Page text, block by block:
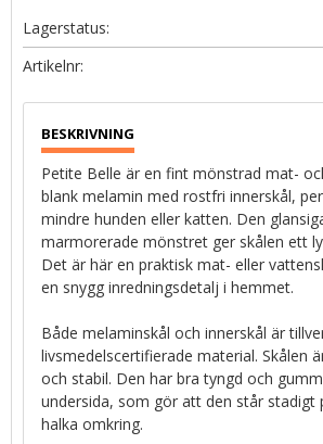
Lagerstatus
Artikelnr
Petite Belle är en fint mönstrad mat-
blank melamin med rostfri innerskål,
mindre hunden eller katten. Den
marmorerade mönstret ger skålen ett
Det är här en praktisk mat- eller
en snygg inredningsdetalj i hemmet.
Både melaminskål och innerskål är
livsmedelscertifierade material. Skålen
och stabil. Den har bra tyngd och
undersida, som gör att den står stadigt
halka omkring.